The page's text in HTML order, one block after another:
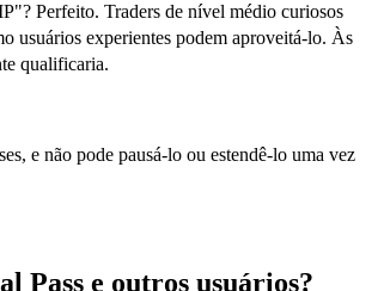
Perfeito. Traders de nível médio curiosos
usuários experientes podem aproveitá-lo. Às
qualificaria.
e não pode pausá-lo ou estendê-lo uma vez
Pass e outros usuários?